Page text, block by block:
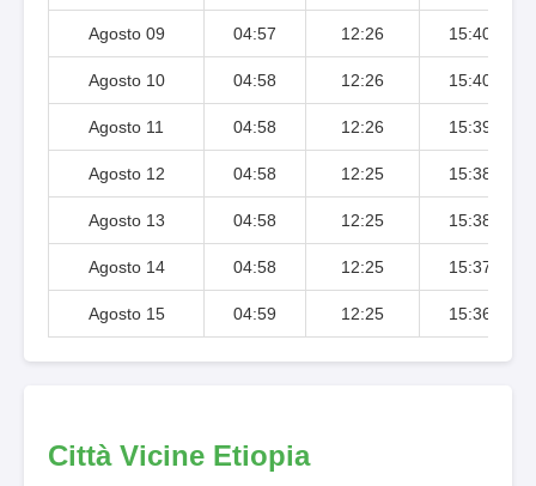
Agosto 09 04:57 12:26 15:40
Agosto 10 04:58 12:26 15:40
Agosto 11 04:58 12:26 15:39
Agosto 12 04:58 12:25 15:38
Agosto 13 04:58 12:25 15:38
Agosto 14 04:58 12:25 15:37
Agosto 15 04:59 12:25 15:36
Città Vicine Etiopia